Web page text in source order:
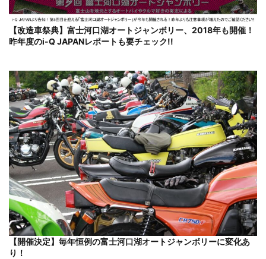
【改造車祭典】富士河口湖オートジャンボリー、2018年も開催！
昨年度のi-Q JAPANレポートも要チェック!!
【開催決定】毎年恒例の富士河口湖オートジャンボリーに変化あ
り！